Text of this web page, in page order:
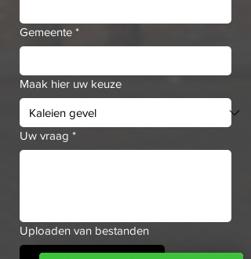
Gemeente *
Maak hier uw keuze
Uw vraag *
Uploaden van bestanden